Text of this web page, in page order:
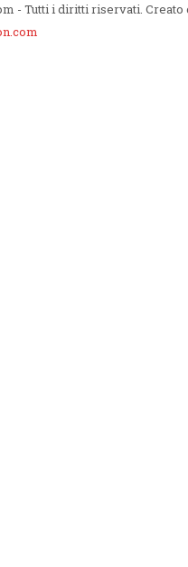
- Tutti i diritti riservati. Creato